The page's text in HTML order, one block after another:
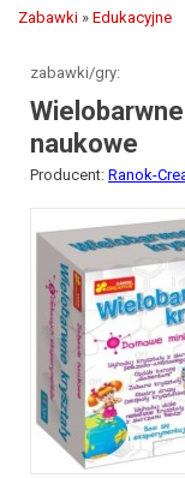
Zabawki » Edukacyjne
zabawki/gry:
naukowe
Producent: Ranok-